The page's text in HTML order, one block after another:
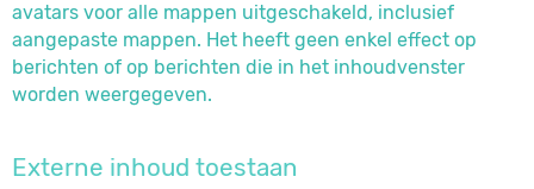
avatars voor alle mappen uitgeschakeld, inclusief
aangepaste mappen. Het heeft geen enkel effect op
berichten of op berichten die in het inhoudvenster
worden weergegeven.
Externe inhoud toestaan